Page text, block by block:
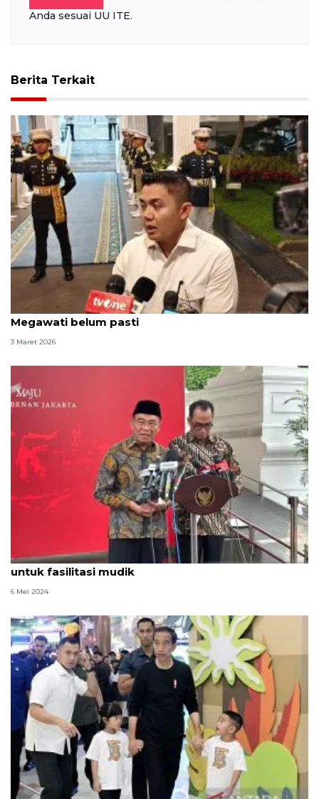
Anda sesuai UU ITE.
Berita Terkait
Seskab: Iftar Ramadhan, Jokowi--SBY hadir,
Megawati belum pasti
3 Maret 2026
Presiden perintahkan penambahan "rest area"
untuk fasilitasi mudik
6 Mei 2024